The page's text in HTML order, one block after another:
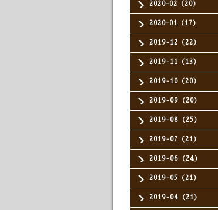
2020-02（20）
2020-01（17）
2019-12（22）
2019-11（13）
2019-10（20）
2019-09（20）
2019-08（25）
2019-07（21）
2019-06（24）
2019-05（21）
2019-04（21）